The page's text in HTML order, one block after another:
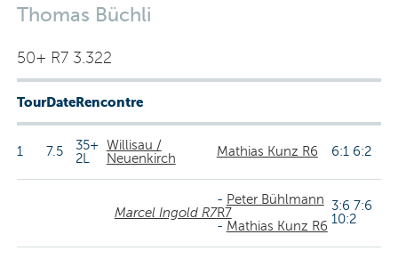
Thomas Büchli
50+ R7 3.322
TourDateRencontre
1 7.5
35+
2L
Willisau /
Neuenkirch
Mathias Kunz R6 6:1 6:2
Marcel Ingold R7
- Peter Bühlmann
R7
- Mathias Kunz R6
3:6 7:6
10:2